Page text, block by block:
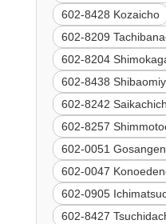
602-8428 Kozaicho
602-8209
602-8204
602-8438
602-8242
602-8257
602-0051
602-0047
602-0905
602-8427